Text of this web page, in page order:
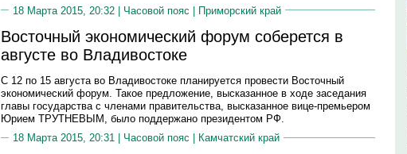
18 Марта 2015, 20:32 | Часовой пояс | Приморский край
Восточный экономический форум соберется в
августе во Владивостоке
С 12 по 15 августа во Владивостоке планируется провести Восточный
экономический форум. Такое предложение, высказанное в ходе заседания
главы государства с членами правительства, высказанное вице-премьером
Юрием ТРУТНЕВЫМ, было поддержано президентом РФ.
18 Марта 2015, 20:31 | Часовой пояс Камчатский край